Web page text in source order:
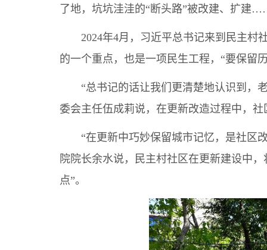
了地，坑坑洼洼的“断头路”被改建、扩建
2024年4月，习近平总书记来到民主村
的一个重点，也是一项民生工程，“要保留
“总书记的话让我们更清楚地认识到，老
委会主任伍成莉说，在更新改造过程中，
“在更新中巧妙保留城市记忆，是社区改
院院长余水说，民主村社区在更新建设中
点”。